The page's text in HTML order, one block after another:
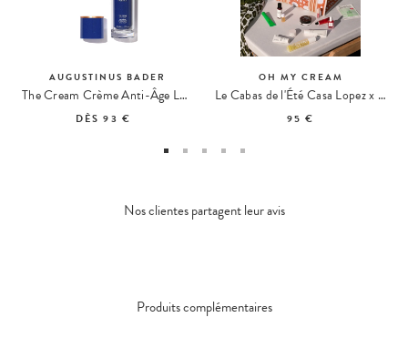
AUGUSTINUS BADER
The Cream Crème Anti-Âge Légère
DÈS93 €
OH MY CREAM
Le Cabas de l'Été Casa Lopez x Oh My Cream
95 €
Nos clientes partagent leur avis
Produits complémentaires